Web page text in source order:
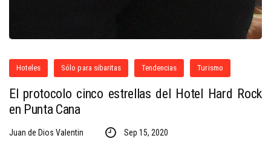
Hoteles Sólo para sibaritas Tendencias Turismo
El protocolo cinco estrellas del Hotel Hard Rock
en Punta Cana
Juan de Dios Valentin Sep 15, 2020